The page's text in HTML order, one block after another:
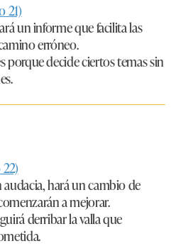
21)
un informe que facilita las
erróneo.
porque decide ciertos temas sin
audacia, hará un cambio de
a mejorar.
derribar la valla que